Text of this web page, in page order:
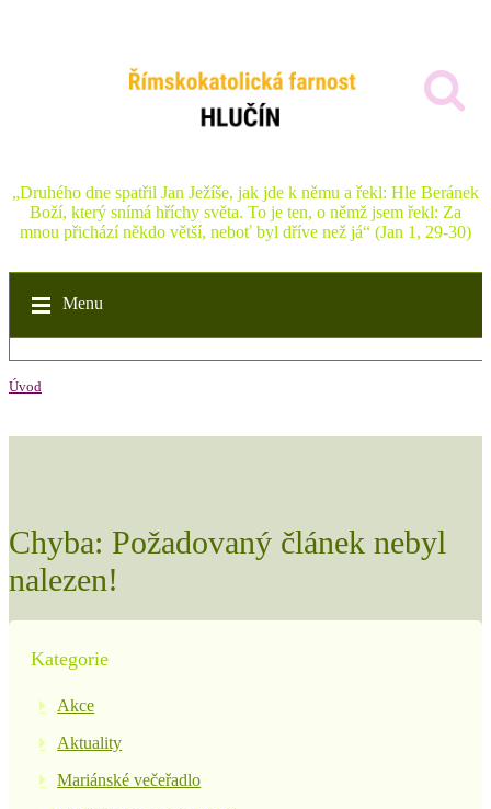
„Druhého dne spatřil Jan Ježíše, jak jde k němu a řekl: Hle Beránek
Boží, který snímá hříchy světa. To je ten, o němž jsem řekl: Za
mnou přichází někdo větší, neboť byl dříve než já“ (Jan 1, 29-30)
Menu
Úvod
Chyba: Požadovaný článek nebyl
nalezen!
Kategorie
Akce
Aktuality
Mariánské večeřadlo